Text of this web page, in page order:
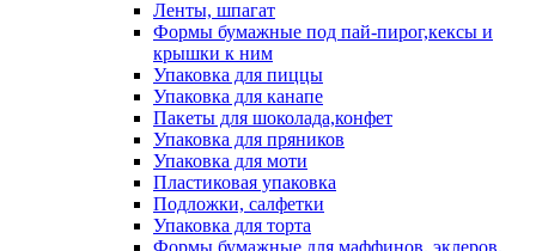
Ленты, шпагат
Формы бумажные под пай-пирог,кексы и
крышки к ним
Упаковка для пиццы
Упаковка для канапе
Пакеты для шоколада,конфет
Упаковка для пряников
Упаковка для моти
Пластиковая упаковка
Подложки, салфетки
Упаковка для торта
Формы бумажные для маффинов, эклеров,